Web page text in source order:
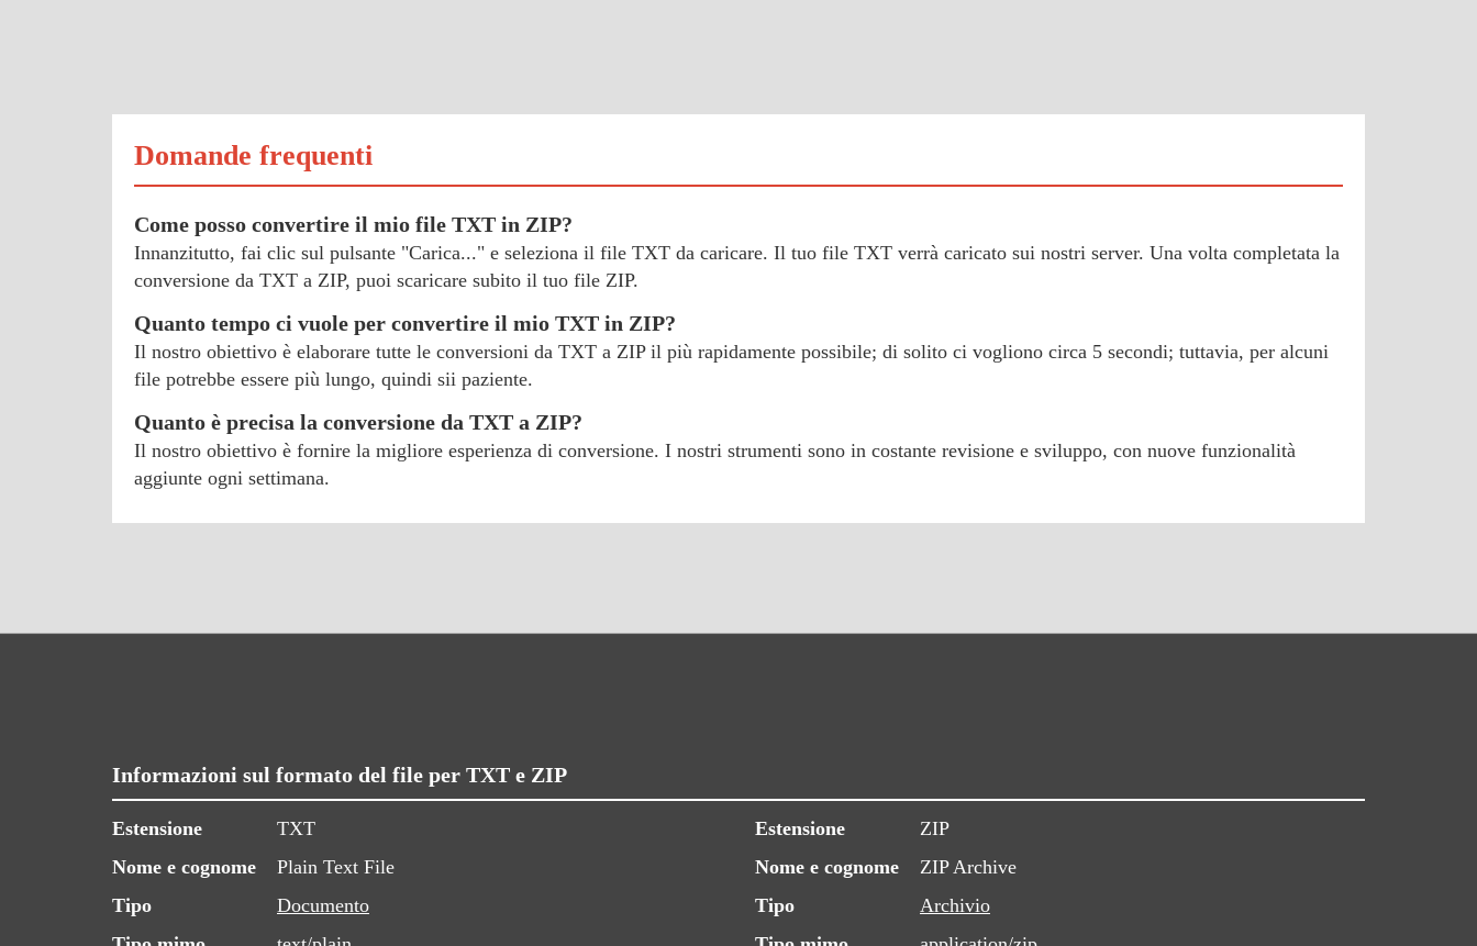
Domande frequenti
Come posso convertire il mio file TXT in ZIP?
Innanzitutto, fai clic sul pulsante "Carica..." e seleziona il file TXT da caricare. Il tuo file TXT verrà caricato sui nostri server. Una volta completata la
conversione da TXT a ZIP, puoi scaricare subito il tuo file ZIP.
Quanto tempo ci vuole per convertire il mio TXT in ZIP?
Il nostro obiettivo è elaborare tutte le conversioni da TXT a ZIP il più rapidamente possibile; di solito ci vogliono circa 5 secondi; tuttavia, per alcuni
file potrebbe essere più lungo, quindi sii paziente.
Quanto è precisa la conversione da TXT a ZIP?
Il nostro obiettivo è fornire la migliore esperienza di conversione. I nostri strumenti sono in costante revisione e sviluppo, con nuove funzionalità
aggiunte ogni settimana.
Informazioni sul formato del file per TXT e ZIP
Estensione
TXT
Nome e cognome
Plain Text File
Tipo
Documento
Estensione
ZIP
Nome e cognome
ZIP Archive
Tipo
Archivio